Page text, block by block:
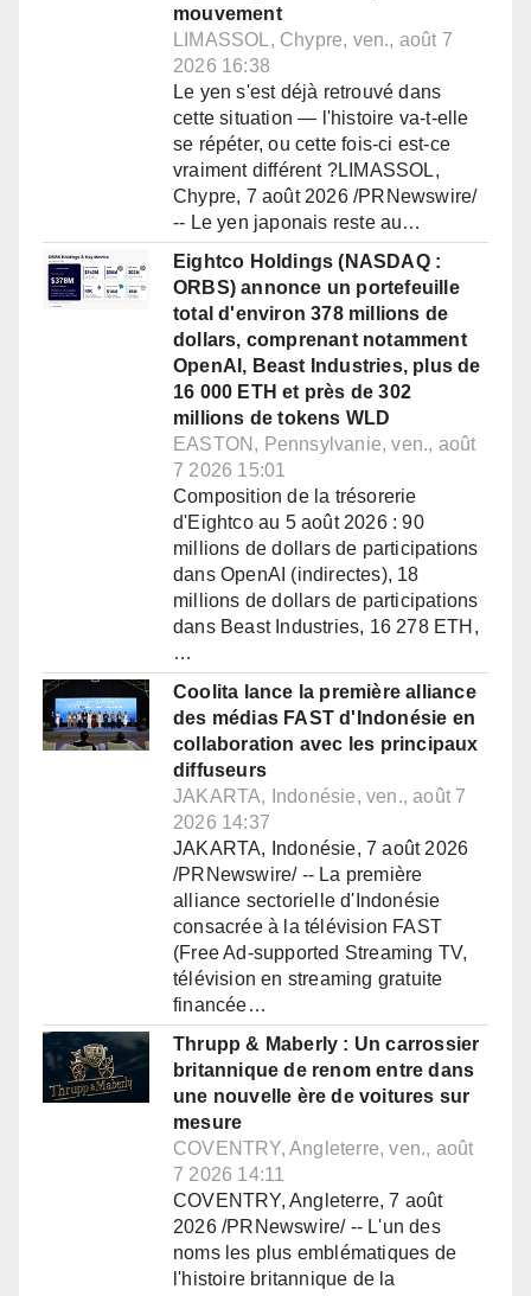
mouvement
LIMASSOL, Chypre, ven., août 7
2026 16:38
Le yen s'est déjà retrouvé dans
cette situation — l'histoire va-t-elle
se répéter, ou cette fois-ci est-ce
vraiment différent ?LIMASSOL,
Chypre, 7 août 2026 /PRNewswire/
-- Le yen japonais reste au…
Eightco Holdings (NASDAQ :
ORBS) annonce un portefeuille
total d'environ 378 millions de
dollars, comprenant notamment
OpenAI, Beast Industries, plus de
16 000 ETH et près de 302
millions de tokens WLD
EASTON, Pennsylvanie, ven., août
7 2026 15:01
Composition de la trésorerie
d'Eightco au 5 août 2026 : 90
millions de dollars de participations
dans OpenAI (indirectes), 18
millions de dollars de participations
dans Beast Industries, 16 278 ETH,
…
Coolita lance la première alliance
des médias FAST d'Indonésie en
collaboration avec les principaux
diffuseurs
JAKARTA, Indonésie, ven., août 7
2026 14:37
JAKARTA, Indonésie, 7 août 2026
/PRNewswire/ -- La première
alliance sectorielle d'Indonésie
consacrée à la télévision FAST
(Free Ad-supported Streaming TV,
télévision en streaming gratuite
financée…
Thrupp & Maberly : Un carrossier
britannique de renom entre dans
une nouvelle ère de voitures sur
mesure
COVENTRY, Angleterre, ven., août
7 2026 14:11
COVENTRY, Angleterre, 7 août
2026 /PRNewswire/ -- L'un des
noms les plus emblématiques de
l'histoire britannique de la